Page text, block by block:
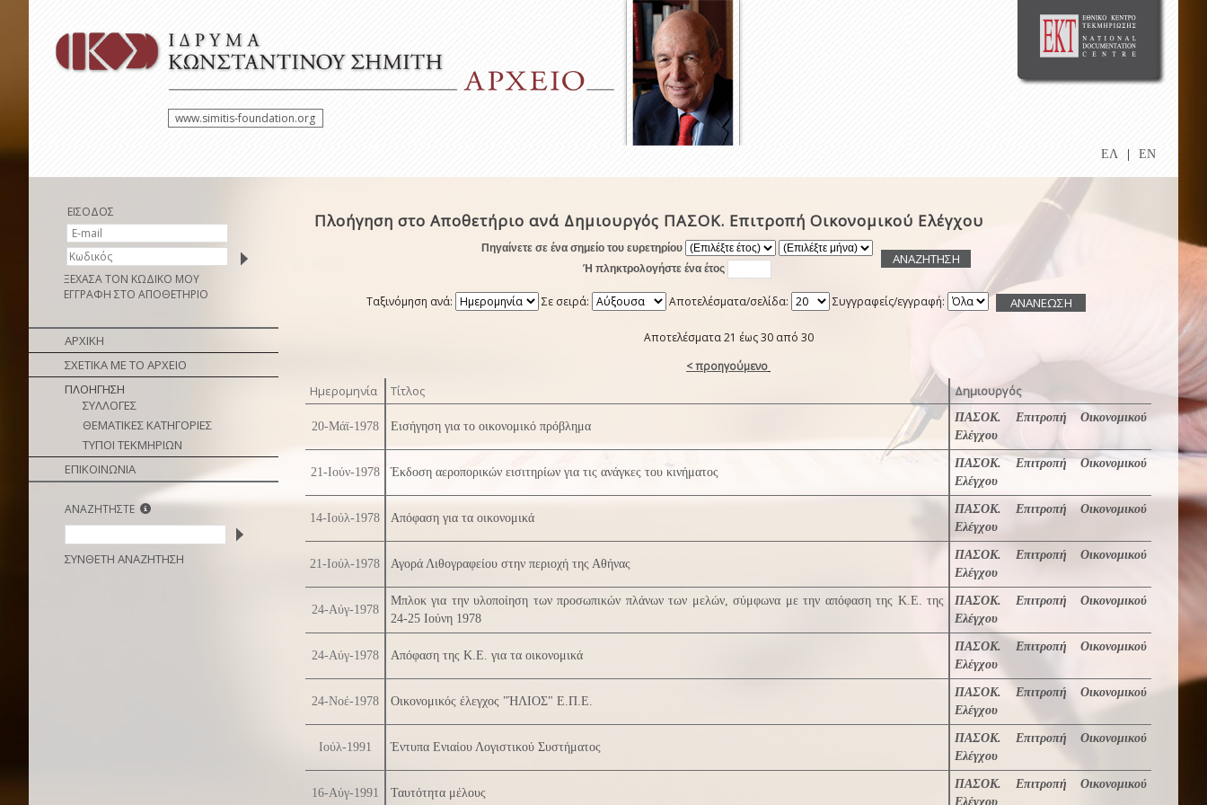
www.simitis-foundation.org
ΕΛ EN
ΕΙΣΟΔΟΣ
ΞΕΧΑΣΑ ΤΟΝ ΚΩΔΙΚΟ ΜΟΥ
ΕΓΓΡΑΦΗ ΣΤΟ ΑΠΟΘΕΤΗΡΙΟ
ΑΡΧΙΚΗ
ΣΧΕΤΙΚΑ ΜΕ ΤΟ ΑΡΧΕΙΟ
ΠΛΟΗΓΗΣΗ
ΣΥΛΛΟΓΕΣ
ΘΕΜΑΤΙΚΕΣ ΚΑΤΗΓΟΡΙΕΣ
ΤΥΠΟΙ ΤΕΚΜΗΡΙΩΝ
ΕΠΙΚΟΙΝΩΝΙΑ
ΑΝΑΖΗΤΗΣΤΕ
ΣΥΝΘΕΤΗ ΑΝΑΖΗΤΗΣΗ
Πλοήγηση στο Αποθετήριο ανά Δημιουργός ΠΑΣΟΚ. Επιτροπή Οικονομικού Ελέγχου
Πηγαίνετε σε ένα σημείο του ευρετηρίου
Ή πληκτρολογήστε ένα έτος
Ταξινόμηση ανά: Σε σειρά: Αποτελέσματα/σελίδα: Συγγραφείς/εγγραφή:
Αποτελέσματα 21 έως 30 από 30
< προηγούμενο
Ημερομηνία Τίτλος Δημιουργός
20-Μάϊ-1978 Εισήγηση για το οικονομικό πρόβλημα
ΠΑΣΟΚ. Επιτροπή Οικονομικού
Ελέγχου
21-Ιούν-1978 Έκδοση αεροπορικών εισιτηρίων για τις ανάγκες του κινήματος
ΠΑΣΟΚ. Επιτροπή Οικονομικού
Ελέγχου
14-Ιούλ-1978 Απόφαση για τα οικονομικά
ΠΑΣΟΚ. Επιτροπή Οικονομικού
Ελέγχου
21-Ιούλ-1978 Αγορά Λιθογραφείου στην περιοχή της Αθήνας
ΠΑΣΟΚ. Επιτροπή Οικονομικού
Ελέγχου
24-Αύγ-1978
Μπλοκ για την υλοποίηση των προσωπικών πλάνων των μελών, σύμφωνα με την απόφαση της Κ.Ε. της
24-25 Ιούνη 1978
ΠΑΣΟΚ. Επιτροπή Οικονομικού
Ελέγχου
24-Αύγ-1978 Απόφαση της Κ.Ε. για τα οικονομικά
ΠΑΣΟΚ. Επιτροπή Οικονομικού
Ελέγχου
24-Νοέ-1978 Οικονομικός έλεγχος "ΉΛΙΟΣ" Ε.Π.Ε.
ΠΑΣΟΚ. Επιτροπή Οικονομικού
Ελέγχου
Ιούλ-1991 Έντυπα Ενιαίου Λογιστικού Συστήματος
ΠΑΣΟΚ. Επιτροπή Οικονομικού
Ελέγχου
16-Αύγ-1991 Ταυτότητα μέλους
ΠΑΣΟΚ. Επιτροπή Οικονομικού
Ελέγχου